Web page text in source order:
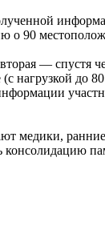
о 90
— спустя
нагрузкой до
медики,
консолидацию